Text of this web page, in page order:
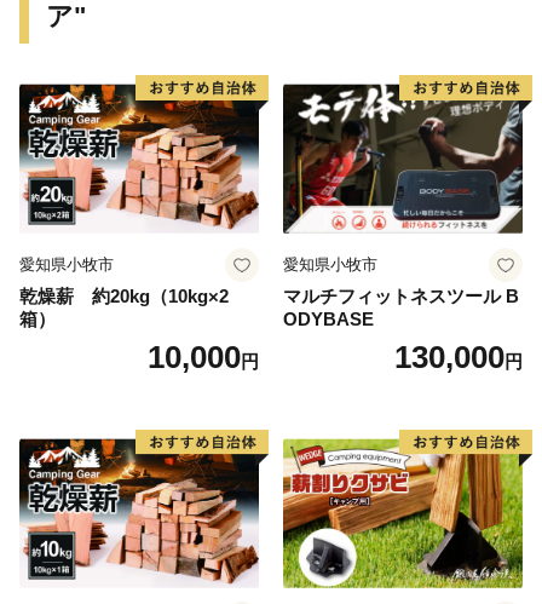
ア"
愛知県小牧市
乾燥薪 約20kg（10kg×2
箱）
10,000円
愛知県小牧市
マルチフィットネスツール B
ODYBASE
130,000円